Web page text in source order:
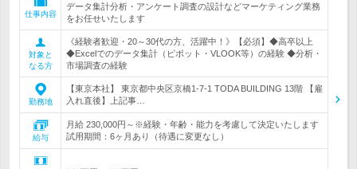
仕事内容
データ集計分析・アンケート調査の設計などマーケティング業務
をお任せいたします
対象と
なる方
《経験者歓迎・20～30代の方、活躍中！》【必須】◆高卒以上
◆Excelでのデータ集計（ピボット・VLOOK等）の経験 ◆分析・
市場調査の経験
勤務地
【東京本社】 東京都中央区京橋1-7-1 TODA BUILDING 13階 【雇
入れ直後】上記事…
給与
月給 230,000円～※経験・年齢・能力を考慮して決定いたします
試用期間：6ヶ月あり（待遇に変更なし）